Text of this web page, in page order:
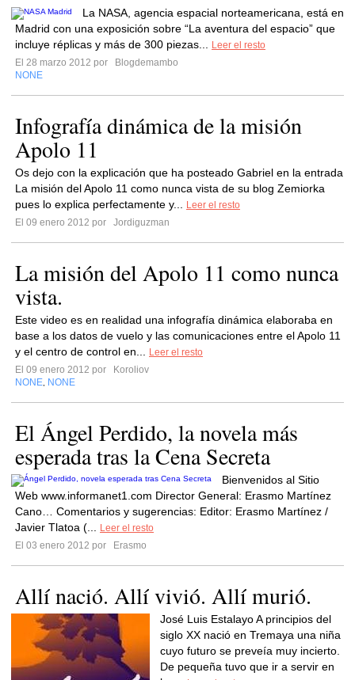
La NASA, agencia espacial norteamericana, está en
Madrid con una exposición sobre “La aventura del espacio” que
incluye réplicas y más de 300 piezas...
Leer el resto
El 28 marzo 2012 por
Blogdemambo
NONE
Infografía dinámica de la misión
Apolo 11
Os dejo con la explicación que ha posteado Gabriel en la entrada
La misión del Apolo 11 como nunca vista de su blog Zemiorka
pues lo explica perfectamente y...
Leer el resto
El 09 enero 2012 por
Jordiguzman
La misión del Apolo 11 como nunca
vista.
Este video es en realidad una infografía dinámica elaboraba en
base a los datos de vuelo y las comunicaciones entre el Apolo 11
y el centro de control en...
Leer el resto
El 09 enero 2012 por
Koroliov
NONE NONE
El Ángel Perdido, la novela más
esperada tras la Cena Secreta
Bienvenidos al Sitio
Web www.informanet1.com Director General: Erasmo Martínez
Cano… Comentarios y sugerencias: Editor: Erasmo Martínez /
Javier Tlatoa (...
Leer el resto
El 03 enero 2012 por
Erasmo
Allí nació. Allí vivió. Allí murió.
José Luis Estalayo A principios del
siglo XX nació en Tremaya una niña
cuyo futuro se preveía muy incierto.
De pequeña tuvo que ir a servir en